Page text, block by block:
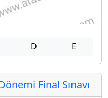
D E
Final Sınavı